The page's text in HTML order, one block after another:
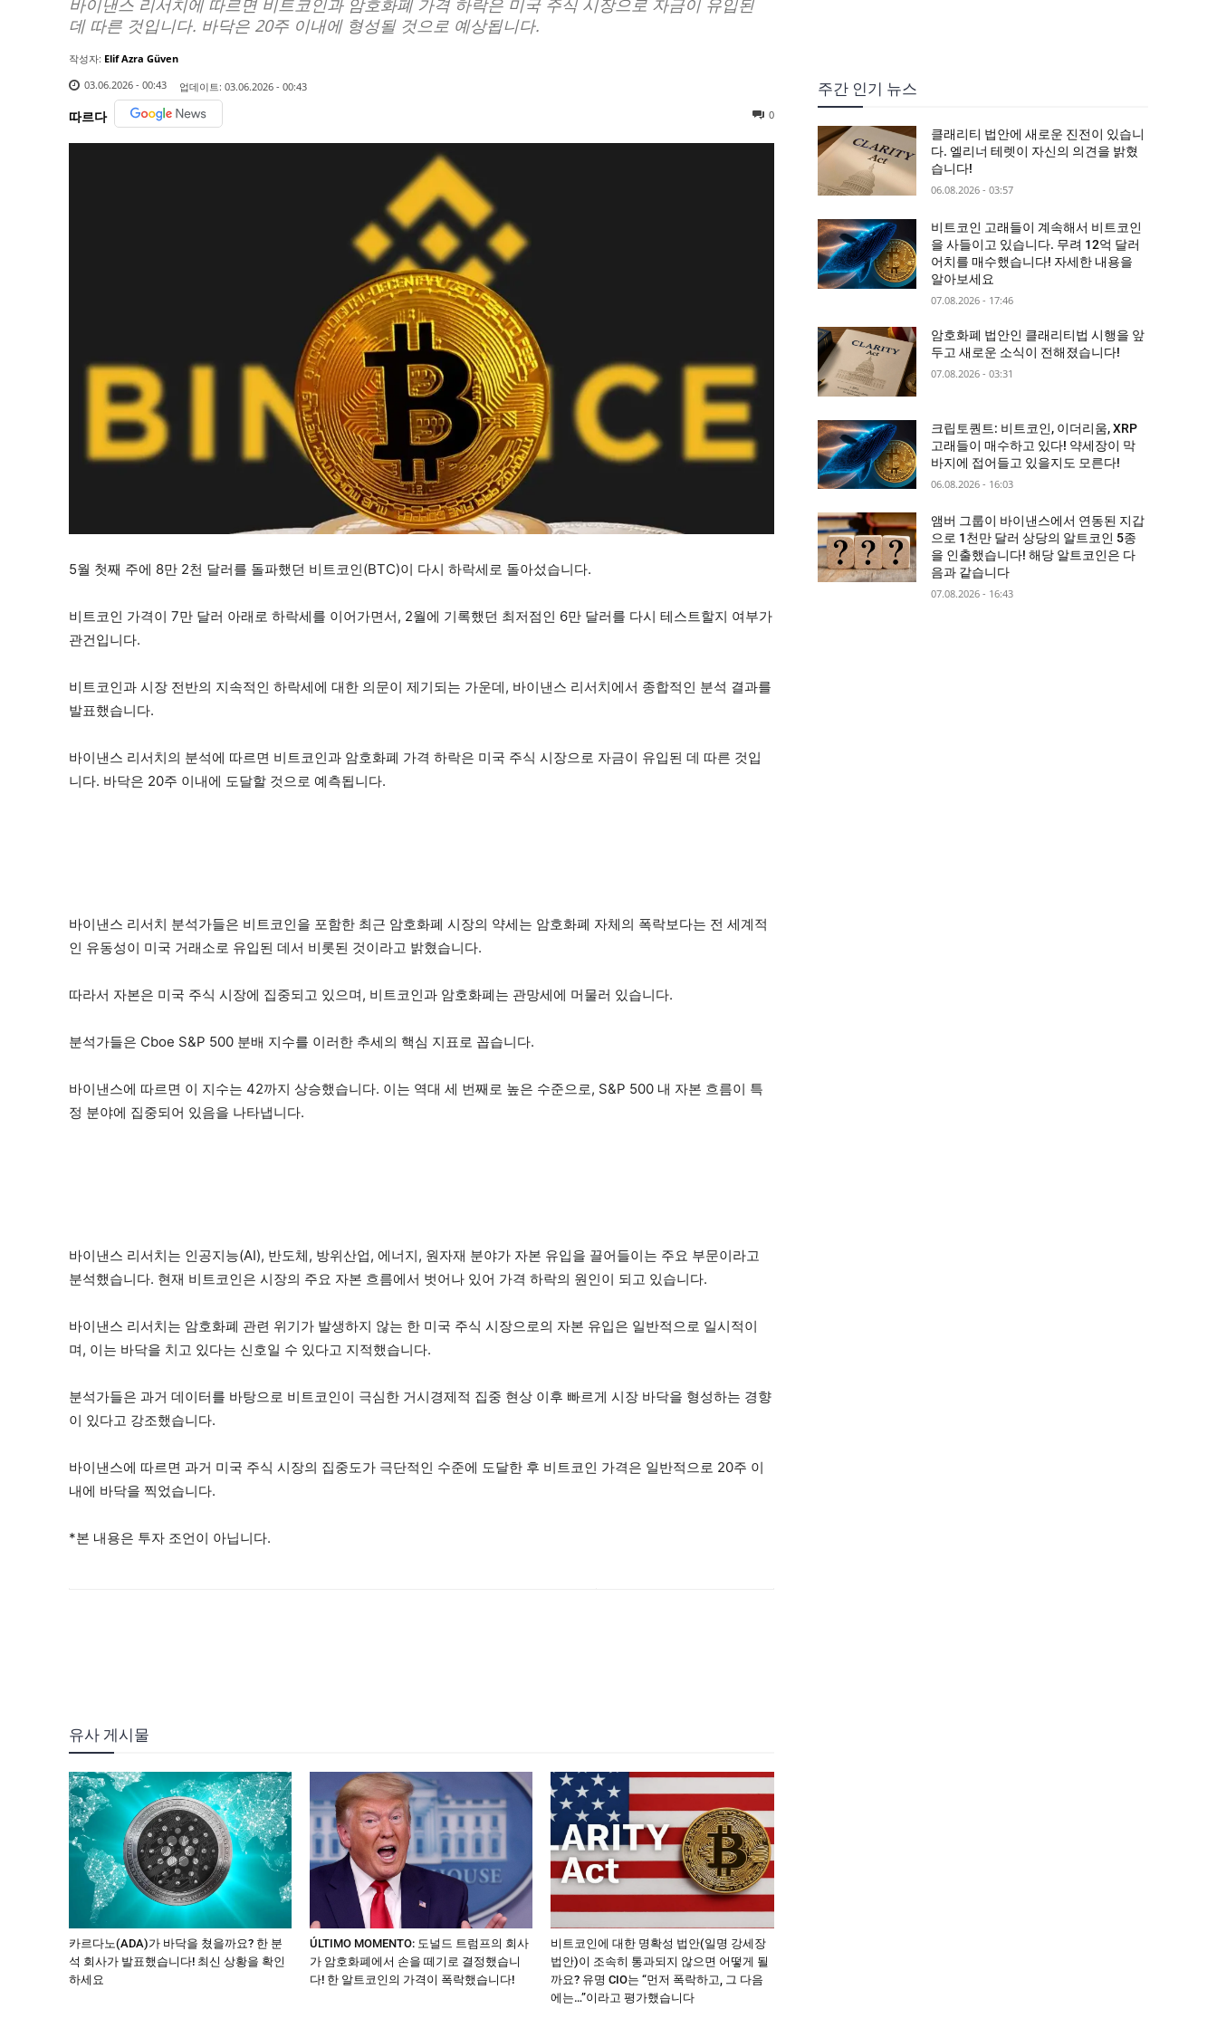
바이낸스 리서치에 따르면 비트코인과 암호화폐 가격 하락은 미국 주식 시장으로 자금이 유입된
데 따른 것입니다. 바닥은 20주 이내에 형성될 것으로 예상됩니다.
작성자: Elif Azra Güven
03.06.2026 - 00:43
업데이트: 03.06.2026 - 00:43
따르다 0
5월 첫째 주에 8만 2천 달러를 돌파했던 비트코인(BTC)이 다시 하락세로 돌아섰습니다.
비트코인 가격이 7만 달러 아래로 하락세를 이어가면서, 2월에 기록했던 최저점인 6만 달러를 다시 테스트할지 여부가
관건입니다.
비트코인과 시장 전반의 지속적인 하락세에 대한 의문이 제기되는 가운데, 바이낸스 리서치에서 종합적인 분석 결과를
발표했습니다.
바이낸스 리서치의 분석에 따르면 비트코인과 암호화폐 가격 하락은 미국 주식 시장으로 자금이 유입된 데 따른 것입
니다. 바닥은 20주 이내에 도달할 것으로 예측됩니다.
바이낸스 리서치 분석가들은 비트코인을 포함한 최근 암호화폐 시장의 약세는 암호화폐 자체의 폭락보다는 전 세계적
인 유동성이 미국 거래소로 유입된 데서 비롯된 것이라고 밝혔습니다.
따라서 자본은 미국 주식 시장에 집중되고 있으며, 비트코인과 암호화폐는 관망세에 머물러 있습니다.
분석가들은 Cboe S&P 500 분배 지수를 이러한 추세의 핵심 지표로 꼽습니다.
바이낸스에 따르면 이 지수는 42까지 상승했습니다. 이는 역대 세 번째로 높은 수준으로, S&P 500 내 자본 흐름이 특
정 분야에 집중되어 있음을 나타냅니다.
바이낸스 리서치는 인공지능(AI), 반도체, 방위산업, 에너지, 원자재 분야가 자본 유입을 끌어들이는 주요 부문이라고
분석했습니다. 현재 비트코인은 시장의 주요 자본 흐름에서 벗어나 있어 가격 하락의 원인이 되고 있습니다.
바이낸스 리서치는 암호화폐 관련 위기가 발생하지 않는 한 미국 주식 시장으로의 자본 유입은 일반적으로 일시적이
며, 이는 바닥을 치고 있다는 신호일 수 있다고 지적했습니다.
분석가들은 과거 데이터를 바탕으로 비트코인이 극심한 거시경제적 집중 현상 이후 빠르게 시장 바닥을 형성하는 경향
이 있다고 강조했습니다.
바이낸스에 따르면 과거 미국 주식 시장의 집중도가 극단적인 수준에 도달한 후 비트코인 가격은 일반적으로 20주 이
내에 바닥을 찍었습니다.
*본 내용은 투자 조언이 아닙니다.
유사 게시물
카르다노(ADA)가 바닥을 쳤을까요? 한 분
석 회사가 발표했습니다! 최신 상황을 확인
하세요
ÚLTIMO MOMENTO: 도널드 트럼프의 회사
가 암호화폐에서 손을 떼기로 결정했습니
다! 한 알트코인의 가격이 폭락했습니다!
비트코인에 대한 명확성 법안(일명 강세장
법안)이 조속히 통과되지 않으면 어떻게 될
까요? 유명 CIO는 “먼저 폭락하고, 그 다음
에는…”이라고 평가했습니다
주간 인기 뉴스
클래리티 법안에 새로운 진전이 있습니
다. 엘리너 테렛이 자신의 의견을 밝혔
습니다!
06.08.2026 - 03:57
비트코인 고래들이 계속해서 비트코인
을 사들이고 있습니다. 무려 12억 달러
어치를 매수했습니다! 자세한 내용을
알아보세요
07.08.2026 - 17:46
암호화폐 법안인 클래리티법 시행을 앞
두고 새로운 소식이 전해졌습니다!
07.08.2026 - 03:31
크립토퀀트: 비트코인, 이더리움, XRP
고래들이 매수하고 있다! 약세장이 막
바지에 접어들고 있을지도 모른다!
06.08.2026 - 16:03
앰버 그룹이 바이낸스에서 연동된 지갑
으로 1천만 달러 상당의 알트코인 5종
을 인출했습니다! 해당 알트코인은 다
음과 같습니다
07.08.2026 - 16:43